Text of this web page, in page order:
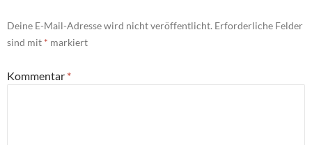
Deine E-Mail-Adresse wird nicht veröffentlicht. Erforderliche Felder
sind mit * markiert
Kommentar *